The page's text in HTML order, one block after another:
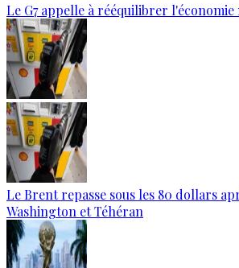
Le G7 appelle à rééquilibrer
Le Brent repasse sous les 80 dollars
Washington et Téhéran